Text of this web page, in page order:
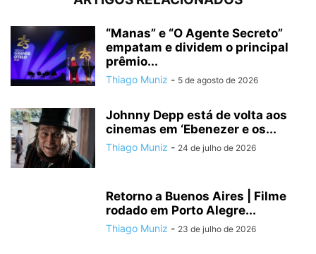
“Manas” e “O Agente Secreto”
empatam e dividem o principal
prêmio...
Thiago Muniz - 5 de agosto de 2026
Johnny Depp está de volta aos
cinemas em ‘Ebenezer e os...
Thiago Muniz - 24 de julho de 2026
Retorno a Buenos Aires | Filme
rodado em Porto Alegre...
Thiago Muniz - 23 de julho de 2026